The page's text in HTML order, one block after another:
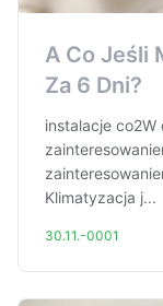
A Co Jeśli
Za 6 Dni?
instalacje
Klimatyzacja j...
30.11.-0001